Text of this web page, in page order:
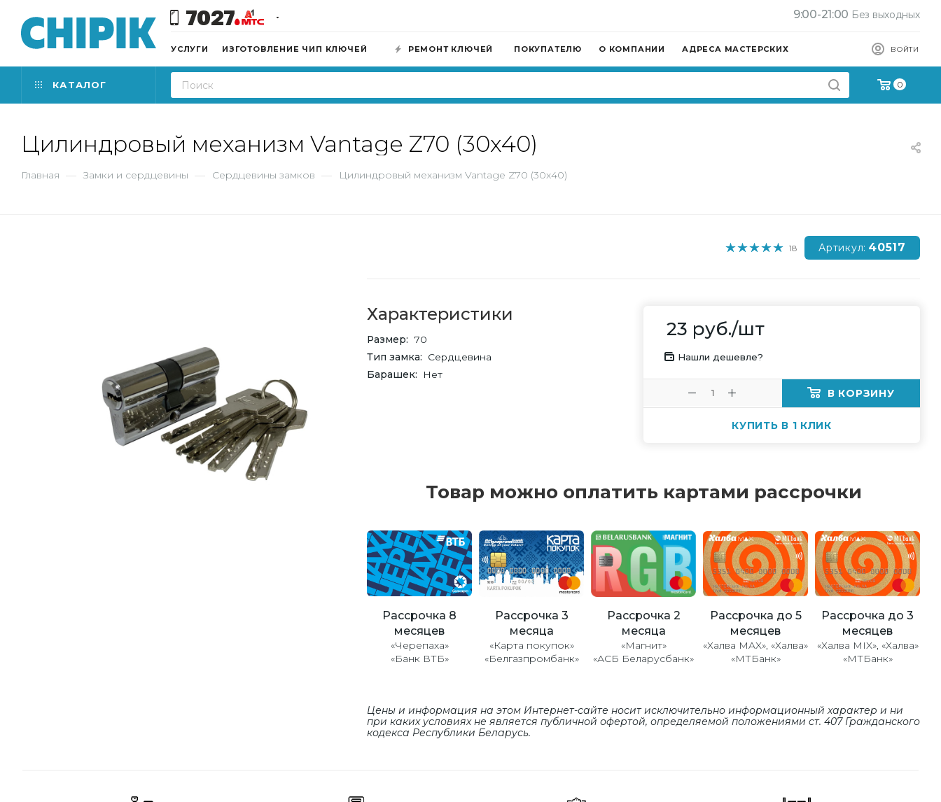
7027 9:00-21:00 Без выходных
ВОЙТИ
УСЛУГИ ИЗГОТОВЛЕНИЕ ЧИП КЛЮЧЕЙ РЕМОНТ КЛЮЧЕЙ ПОКУПАТЕЛЮ О КОМПАНИИ АДРЕСА МАСТЕРСКИХ
0
КАТАЛОГ
Цилиндровый механизм Vantage Z70 (30x40)
Главная — Замки и сердцевины — Сердцевины замков — Цилиндровый механизм Vantage Z70 (30x40)
18 Артикул: 40517
Характеристики
Размер
70
Тип замка
Сердцевина
Барашек
Нет
23 руб./шт
Нашли дешевле?
В КОРЗИНУ
КУПИТЬ В 1 КЛИК
Товар можно оплатить картами рассрочки
Рассрочка 8
месяцев
«Черепаха»
«Банк ВТБ»
Рассрочка 3
месяца
«Карта покупок»
«Белгазпромбанк»
Рассрочка 2
месяца
«Магнит»
«АСБ Беларусбанк»
Рассрочка до 5
месяцев
«Халва MAX», «Халва»
«МТБанк»
Рассрочка до 3
месяцев
«Халва MIX», «Халва»
«МТБанк»
Цены и информация на этом Интернет-сайте носит исключительно информационный характер и ни
при каких условиях не является публичной офертой, определяемой положениями cт. 407 Гражданского
кодекса Республики Беларусь.